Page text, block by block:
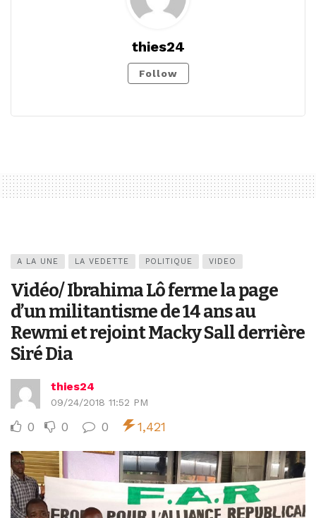
thies24
Follow
A LA UNE LA VEDETTE POLITIQUE VIDEO
Vidéo/ Ibrahima Lô ferme la page
d’un militantisme de 14 ans au
Rewmi et rejoint Macky Sall derrière
Siré Dia
thies24
09/24/2018 11:52 PM
0 0 0 1,421